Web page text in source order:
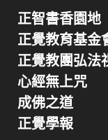
正智書香園地
正覺教育基金
正覺教團弘法
心經無上咒
成佛之道
正覺學報